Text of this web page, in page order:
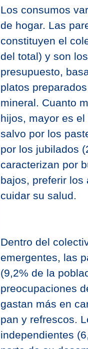
Los consumos
de hogar. Las
constituyen el
del total) y son
presupuesto,
platos
mineral. Cuanto
hijos, mayor es
salvo por los
por los jubilados
caracterizan por
bajos, preferir los
cuidar su salud.
Dentro del
emergentes, las
(9,2% de la
preocupaciones
gastan más en
pan y refrescos.
independientes